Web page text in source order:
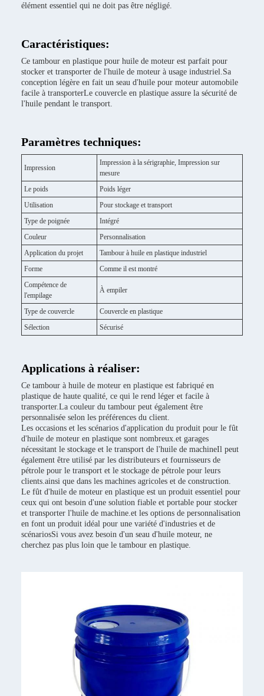
élément essentiel qui ne doit pas être négligé.
Caractéristiques:
Ce tambour en plastique pour huile de moteur est parfait pour
stocker et transporter de l'huile de moteur à usage industriel.Sa
conception légère en fait un seau d'huile pour moteur automobile
facile à transporterLe couvercle en plastique assure la sécurité de
l'huile pendant le transport.
Paramètres techniques:
Impression
Impression à la sérigraphie, Impression sur
mesure
Le poids
Poids léger
Utilisation
Pour stockage et transport
Type de poignée
Intégré
Couleur
Personnalisation
Application du projet
Tambour à huile en plastique industriel
Forme
Comme il est montré
Compétence de
l'empilage
À empiler
Type de couvercle
Couvercle en plastique
Sélection
Sécurisé
Applications à réaliser:
Ce tambour à huile de moteur en plastique est fabriqué en
plastique de haute qualité, ce qui le rend léger et facile à
transporter.La couleur du tambour peut également être
personnalisée selon les préférences du client.
Les occasions et les scénarios d'application du produit pour le fût
d'huile de moteur en plastique sont nombreux.et garages
nécessitant le stockage et le transport de l'huile de machineIl peut
également être utilisé par les distributeurs et fournisseurs de
pétrole pour le transport et le stockage de pétrole pour leurs
clients.ainsi que dans les machines agricoles et de construction.
Le fût d'huile de moteur en plastique est un produit essentiel pour
ceux qui ont besoin d'une solution fiable et portable pour stocker
et transporter l'huile de machine.et les options de personnalisation
en font un produit idéal pour une variété d'industries et de
scénariosSi vous avez besoin d'un seau d'huile moteur, ne
cherchez pas plus loin que le tambour en plastique.